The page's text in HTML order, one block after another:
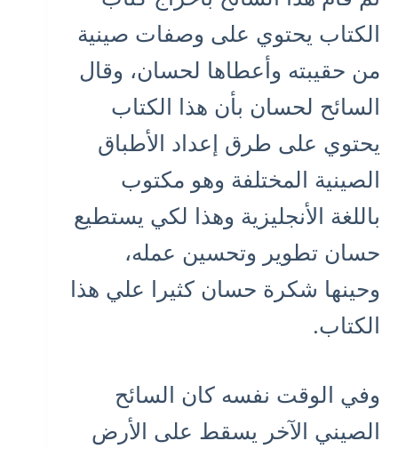
الكتاب يحتوي على وصفات صينية
من حقيبته وأعطاها لحسان، وقال
السائح لحسان بأن هذا الكتاب
يحتوي على طرق إعداد الأطباق
الصينية المختلفة وهو مكتوب
باللغة الأنجليزية وهذا لكي يستطيع
حسان تطوير وتحسين عمله،
وحينها شكرة حسان كثيرا علي هذا
الكتاب.
وفي الوقت نفسه كان السائح
الصيني الآخر يسقط على الأرض